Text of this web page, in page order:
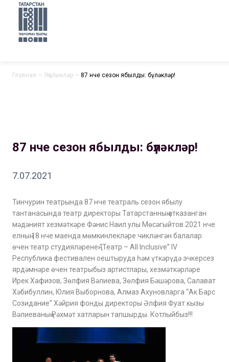
Главная — Яңалыклар — 87 нче сезон ябылды: бүләкләр!
87 нче сезон ябылды: бүләкләр!
7.07.2021
Тинчурин театрында 87 нче театраль сезон ябылу
тантанасында театр директоры Татарстанның атказанган
мәдәният хезмәткәре Фәнис Наил улы Мөсәгыйтов 2021 нче
елның 18 нче маенда мөмкинлекләре чикләнгән балалар
өчен театр студияләренең “Театр – All Inclusive” IV
Республика фестивален оештыруда һәм үткәрүдә эчкерсез
ярдәмнәре өчен театрыбыз артистлары, хезмәткәрләре
Ирек Хафизов, Зөлфия Вәлиева, Зөлфия Бәшәрова, Салават
Хәбибуллин, Юлия Выборнова, Алмаз Ахуновларга “Ак Барс
Созидание” Хәйрия фонды директоры Әлфия Фуат кызы
Вәлиеваның Рәхмәт хатларын тапшырды. Котлыйбыз!!!